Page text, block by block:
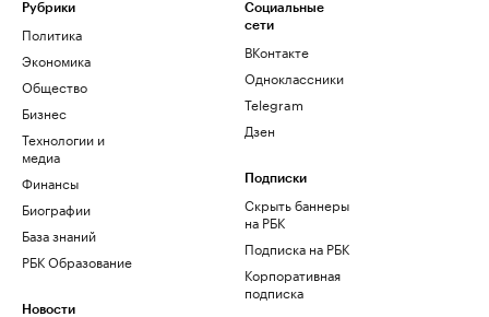
Рубрики
Политика
Экономика
Общество
Бизнес
Технологии и
медиа
Финансы
Биографии
База знаний
РБК Образование
Новости
Социальные
сети
ВКонтакте
Одноклассники
Telegram
Дзен
Подписки
Скрыть баннеры
на РБК
Подписка на РБК
Корпоративная
подписка